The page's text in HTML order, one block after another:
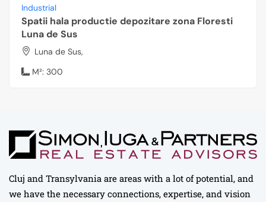
Industrial
Spatii hala productie depozitare zona Floresti
Luna de Sus
Luna de Sus,
M²: 300
Cluj and Transylvania are areas with a lot of potential, and
we have the necessary connections, expertise, and vision